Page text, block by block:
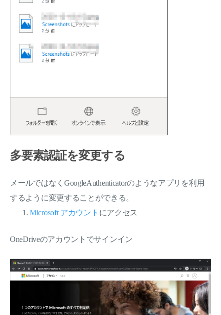
多要素認証を変更する
メールではなくGoogleAuthenticatorのようなアプリを利用
するように変更することができる。
Microsoft アカウント にアクセス
OneDriveのアカウントでサインイン